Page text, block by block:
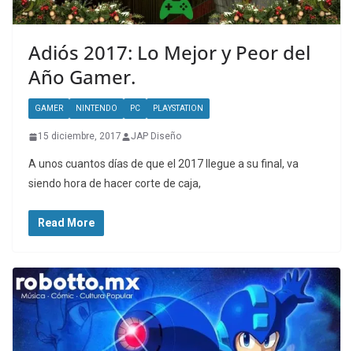
Adiós 2017: Lo Mejor y Peor del
Año Gamer.
GAMER NINTENDO PC PLAYSTATION
15 diciembre, 2017 JAP Diseño
A unos cuantos días de que el 2017 llegue a su final, va
siendo hora de hacer corte de caja,
Read More